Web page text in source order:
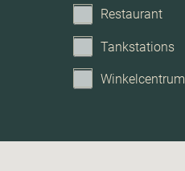
Restaurant
Tankstations
Winkelcentrum